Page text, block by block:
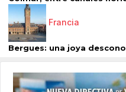
Francia
Bergues: una joya